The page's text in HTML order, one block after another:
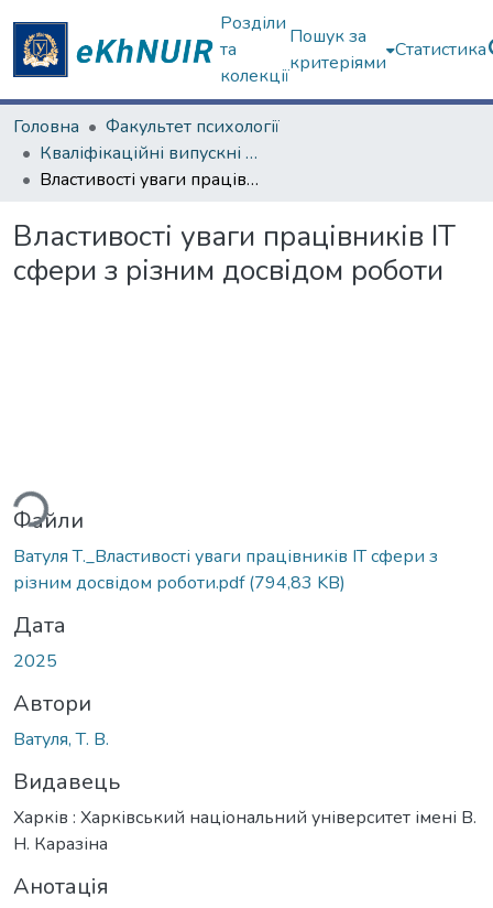
Розділи
та
колекції
Пошук за
критеріями
Статистика
Головна
Факультет психології
Кваліфікаційні випускні роботи магістрів. Факультет психології
Властивості уваги працівників IT сфери з різним досвідом роботи
Властивості уваги працівників IT
сфери з різним досвідом роботи
Файли
Ватуля Т._Властивості уваги працівників IT сфери з
різним досвідом роботи.pdf(794,83 KB)
Дата
2025
Автори
Ватуля, Т. В.
Видавець
Харків : Харківський національний університет імені В.
Н. Каразіна
Анотація